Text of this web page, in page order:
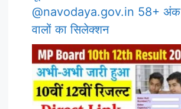
@navodaya.gov.in 58+ अंक
वालों का सिलेक्शन